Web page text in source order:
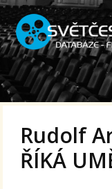
Rudolf
ŘÍKÁ